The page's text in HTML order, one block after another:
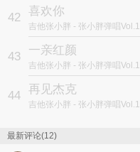
42 喜欢你
吉他张小胖 - 张小胖弹唱Vol.1
43 一亲红颜
吉他张小胖 - 张小胖弹唱Vol.1
44 再见杰克
吉他张小胖 - 张小胖弹唱Vol.1
最新评论(12)